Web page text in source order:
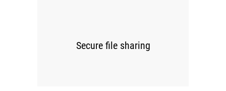
Secure file sharing